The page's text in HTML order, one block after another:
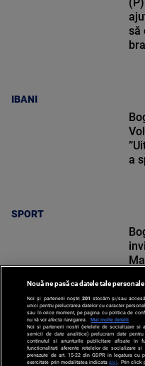
IBANI
să
SPORT
a
SPORT
Nouă ne pasă ca datele tale
Noi și partenerii noștri 201 stocăm și/sau
unici pentru prelucrarea datelor cu caracter
sau în orice moment, pe pagina cu politica de
nu vă vor afecta navigarea.
Mai multe detalii
Noi si partenerii nostri (retelele de socializare si
servicii de date analitice) prelucram date
continutul si anunturile publicitare afisate in
functionalitati aferente retelelor de socializare
prevazute de art. 15-22 din GDPR in legatura cu
exercitate prin modalitatea indicataaici . Prin click